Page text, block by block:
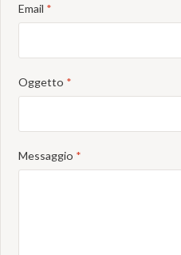
Email *
Oggetto *
Messaggio *